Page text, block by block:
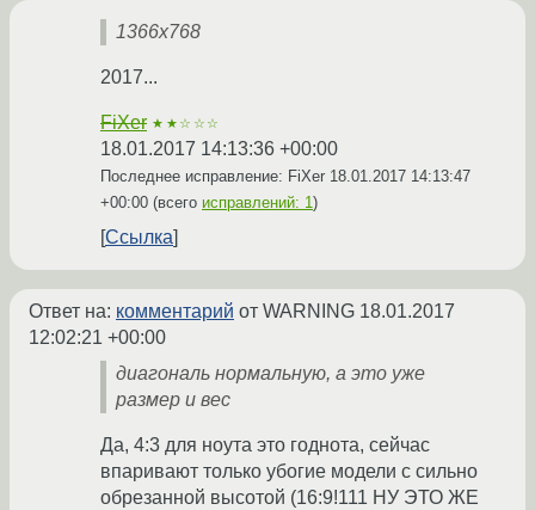
1366x768
2017...
FiXer ★★☆☆☆
18.01.2017 14:13:36 +00:00
Последнее исправление: FiXer 18.01.2017 14:13:47
+00:00 (всего исправлений: 1)
Ссылка
Ответ на: комментарий от WARNING 18.01.2017
12:02:21 +00:00
диагональ нормальную, а это уже
размер и вес
Да, 4:3 для ноута это годнота, сейчас
впаривают только убогие модели с сильно
обрезанной высотой (16:9!111 НУ ЭТО ЖЕ